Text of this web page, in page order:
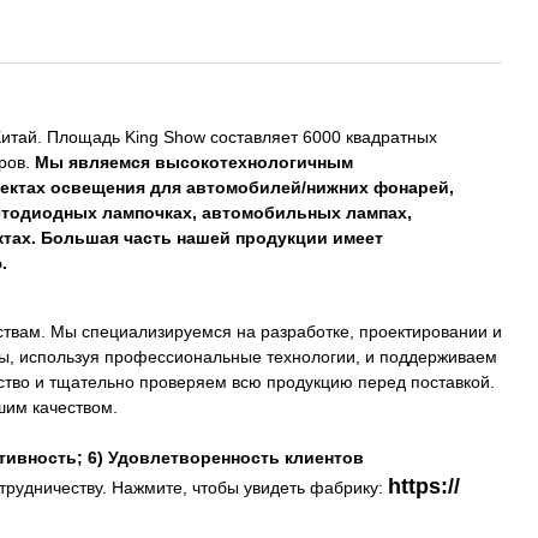
Площадь King Show составляет 6000 квадратных
Мы являемся высокотехнологичным
освещения для автомобилей/нижних фонарей,
лампочках, автомобильных лампах,
Большая часть нашей продукции имеет
Мы специализируемся на разработке, проектировании и
используя профессиональные технологии, и поддерживаем
и тщательно проверяем всю продукцию перед поставкой.
качеством.
6) Удовлетворенность клиентов
Нажмите, чтобы увидеть фабрику: https://